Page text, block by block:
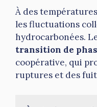
À des
les fluctuations
hydrocarbonées.
transition de
coopérative, qui
ruptures et des